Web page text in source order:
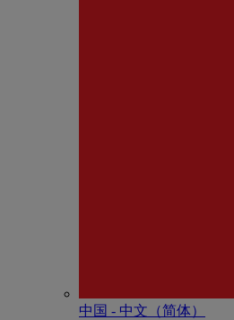
中国 - 中⽂（简体）